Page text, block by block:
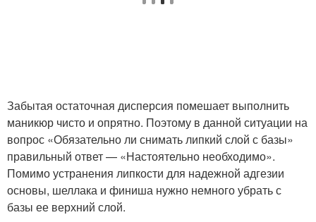
Забытая остаточная дисперсия помешает выполнить
маникюр чисто и опрятно. Поэтому в данной ситуации на
вопрос «Обязательно ли снимать липкий слой с базы»
правильный ответ — «Настоятельно необходимо».
Помимо устранения липкости для надежной адгезии
основы, шеллака и финиша нужно немного убрать с
базы ее верхний слой.